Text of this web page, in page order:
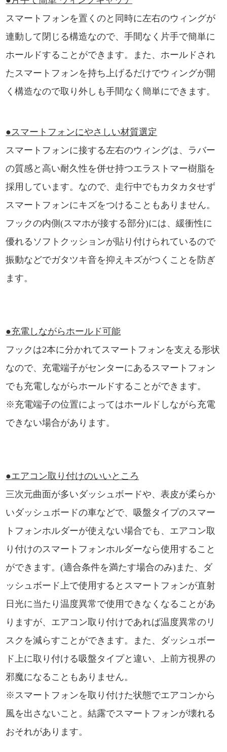
スマートフォンを置くのと同時に左右のウィングが
連動して閉じる構造なので、手間なく片手で簡単に
ホールドすることができます。また、ホールドされ
たスマートフォンを持ち上げるだけでウィングが開
く構造なので取り外しも手間なく簡単にできます。
●スマートフォンにやさしい材質選定
スマートフォンに接する左右のウィングは、ラバー
の質感と高い耐久性を併せ持つエラストマー樹脂を
採用しています。なので、走行中でもカタカタせず
スマートフォンにキズをつけることもありません。
フックの内側(スマホが接する部分)には、緩衝性に
優れるソフトクッションが貼り付けられているので
振動などでガタツキ音を抑えキズがつくことを防ぎ
ます。
●充電しながらホールド可能
フックは2本に分かれてスマートフォンを支える形状
なので、充電端子がセンターにあるスマートフォン
でも充電しながらホールドすることができます。
※充電端子の位置によってはホールドしながら充電
できない場合があります。
●エアコン取り付けのいいところ
三次元曲面が多いダッシュボードや、表皮が柔らか
いダッシュボードの車などで、吸盤タイプのスマー
トフォンホルダーが使えない場合でも、エアコン取
り付けのスマートフォンホルダーなら使用すること
ができます。(適合条件を満たす場合のみ)また、ダ
ッシュボード上で使用するとスマートフォンが直射
日光に当たり温度異常で使用できなくなることがあ
りますが、エアコン取り付けであれば温度異常のリ
スクを減らすことができます。また、ダッシュボー
ド上に取り付ける吸盤タイプと違い、上前方視界の
邪魔になることもありません。
※スマートフォンを取り付けた状態でエアコンから
風を出さないこと。結露でスマートフォンが壊れる
おそれがあります。